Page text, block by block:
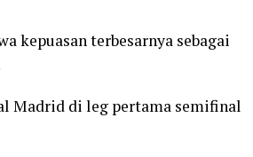
kepuasan terbesarnya sebagai
Madrid di leg pertama semifinal